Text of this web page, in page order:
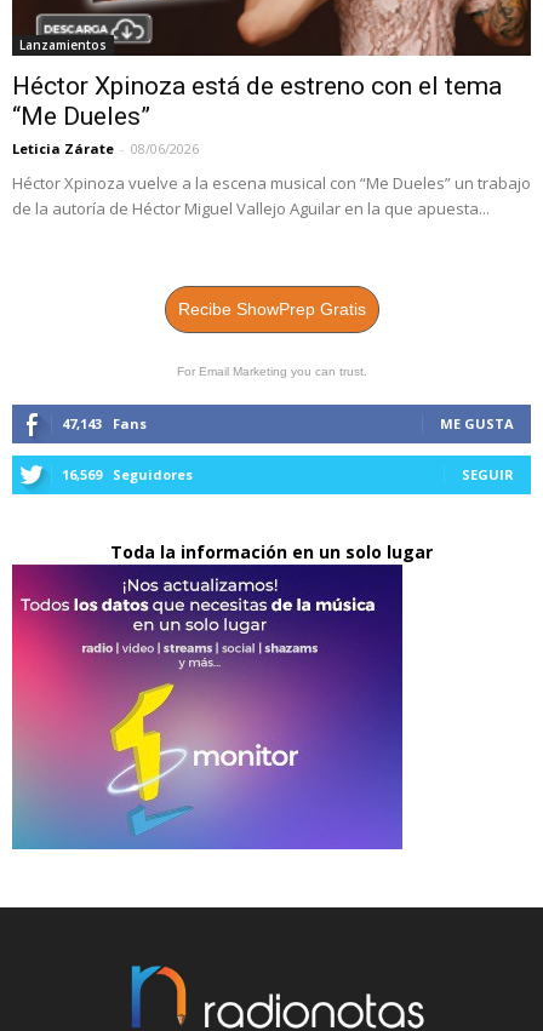
Lanzamientos
Héctor Xpinoza está de estreno con el tema
“Me Dueles”
Leticia Zárate - 08/06/2026
Héctor Xpinoza vuelve a la escena musical con “Me Dueles” un trabajo
de la autoría de Héctor Miguel Vallejo Aguilar en la que apuesta...
Recibe ShowPrep Gratis
For Email Marketing you can trust.
47,143 Fans ME GUSTA
16,569 Seguidores SEGUIR
Toda la información en un solo lugar